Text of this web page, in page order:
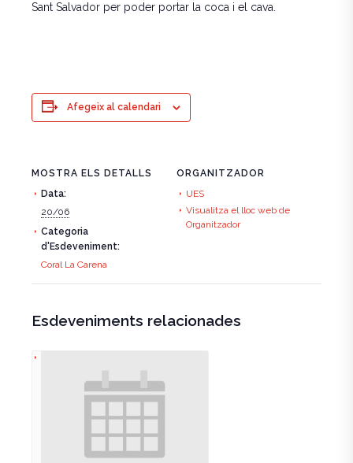
Sant Salvador per poder portar la coca i el cava.
Afegeix al calendari
MOSTRA ELS DETALLS
Data:
20/06
Categoria
d'Esdeveniment:
Coral La Carena
ORGANITZADOR
UES
Visualitza el lloc web de
Organitzador
Esdeveniments relacionades